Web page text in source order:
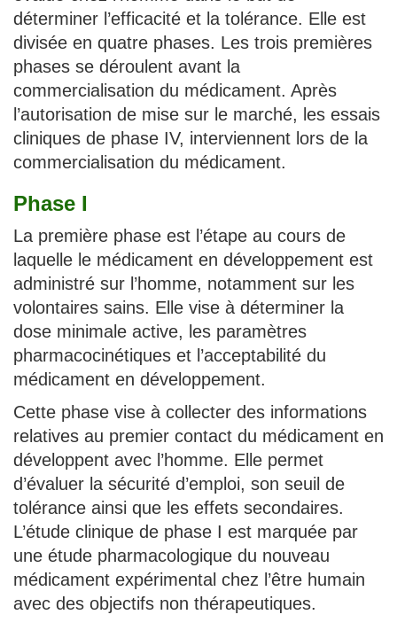
déterminer l’efficacité et la tolérance. Elle est
divisée en quatre phases. Les trois premières
phases se déroulent avant la
commercialisation du médicament. Après
l’autorisation de mise sur le marché, les essais
cliniques de phase IV, interviennent lors de la
commercialisation du médicament.
Phase I
La première phase est l’étape au cours de
laquelle le médicament en développement est
administré sur l’homme, notamment sur les
volontaires sains. Elle vise à déterminer la
dose minimale active, les paramètres
pharmacocinétiques et l’acceptabilité du
médicament en développement.
Cette phase vise à collecter des informations
relatives au premier contact du médicament en
développent avec l’homme. Elle permet
d’évaluer la sécurité d’emploi, son seuil de
tolérance ainsi que les effets secondaires.
L’étude clinique de phase I est marquée par
une étude pharmacologique du nouveau
médicament expérimental chez l’être humain
avec des objectifs non thérapeutiques.